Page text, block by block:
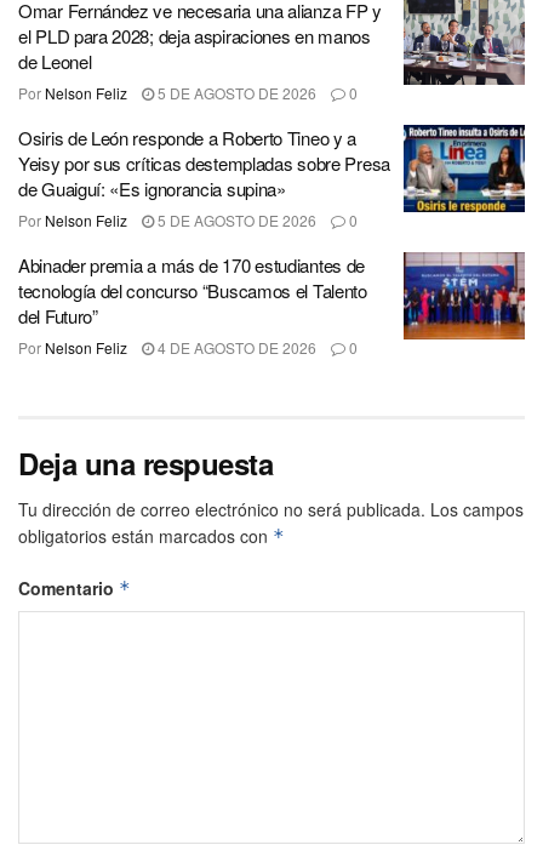
Omar Fernández ve necesaria una alianza FP y
el PLD para 2028; deja aspiraciones en manos
de Leonel
Por Nelson Feliz 5 DE AGOSTO DE 2026 0
Osiris de León responde a Roberto Tineo y a
Yeisy por sus críticas destempladas sobre Presa
de Guaiguí: «Es ignorancia supina»
Por Nelson Feliz 5 DE AGOSTO DE 2026 0
Abinader premia a más de 170 estudiantes de
tecnología del concurso “Buscamos el Talento
del Futuro”
Por Nelson Feliz 4 DE AGOSTO DE 2026 0
Deja una respuesta
Tu dirección de correo electrónico no será publicada. Los campos
obligatorios están marcados con *
Comentario *